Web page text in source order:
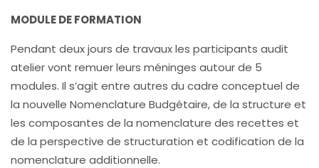
MODULE DE FORMATION
Pendant deux jours de travaux les participants audit
atelier vont remuer leurs méninges autour de 5
modules. Il s’agit entre autres du cadre conceptuel de
la nouvelle Nomenclature Budgétaire, de la structure et
les composantes de la nomenclature des recettes et
de la perspective de structuration et codification de la
nomenclature additionnelle.